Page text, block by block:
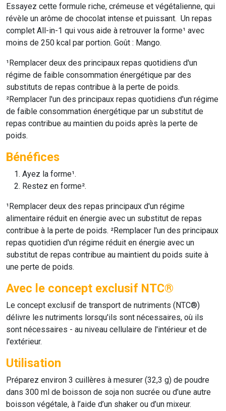
Essayez cette formule riche, crémeuse et végétalienne, qui
révèle un arôme de chocolat intense et puissant. Un repas
complet All-in-1 qui vous aide à retrouver la forme¹ avec
moins de 250 kcal par portion. Goût : Mango.
¹Remplacer deux des principaux repas quotidiens d'un
régime de faible consommation énergétique par des
substituts de repas contribue à la perte de poids.
²Remplacer l'un des principaux repas quotidiens d'un régime
de faible consommation énergétique par un substitut de
repas contribue au maintien du poids après la perte de
poids.
Bénéfices
Ayez la forme¹.
Restez en forme².
¹Remplacer deux des repas principaux d'un régime
alimentaire réduit en énergie avec un substitut de repas
contribue à la perte de poids. ²Remplacer l'un des principaux
repas quotidien d'un régime réduit en énergie avec un
substitut de repas contribue au maintient du poids suite à
une perte de poids.
Avec le concept exclusif NTC®
Le concept exclusif de transport de nutriments (NTC®)
délivre les nutriments lorsqu'ils sont nécessaires, où ils
sont nécessaires - au niveau cellulaire de l'intérieur et de
l'extérieur.
Utilisation
Préparez environ 3 cuillères à mesurer (32,3 g) de poudre
dans 300 ml de boisson de soja non sucrée ou d’une autre
boisson végétale, à l’aide d’un shaker ou d’un mixeur.